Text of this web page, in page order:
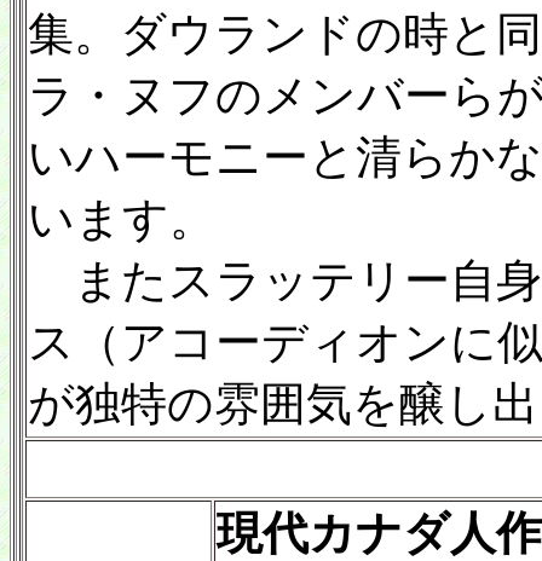
集。ダウランドの時と
ラ・ヌフのメンバーら
いハーモニーと清らか
います。
またスラッテリー自
ス（アコーディオンに
が独特の雰囲気を醸し
現代カナダ人